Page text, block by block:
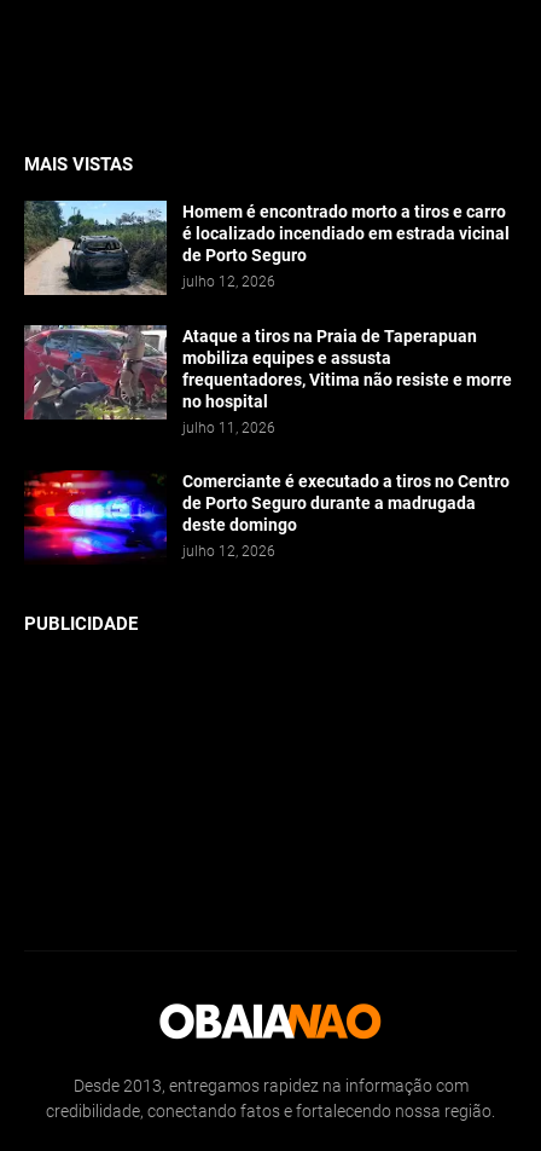
MAIS VISTAS
Homem é encontrado morto a tiros e carro
é localizado incendiado em estrada vicinal
de Porto Seguro
julho 12, 2026
Ataque a tiros na Praia de Taperapuan
mobiliza equipes e assusta
frequentadores, Vitima não resiste e morre
no hospital
julho 11, 2026
Comerciante é executado a tiros no Centro
de Porto Seguro durante a madrugada
deste domingo
julho 12, 2026
PUBLICIDADE
Desde 2013, entregamos rapidez na informação com
credibilidade, conectando fatos e fortalecendo nossa região.